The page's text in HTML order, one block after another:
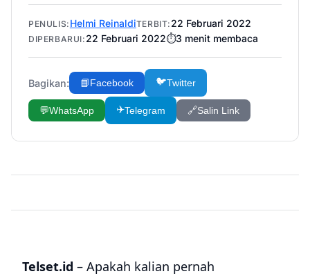
PENULIS: Helmi ReinaldiTERBIT: 22 Februari 2022
DIPERBARUI: 22 Februari 2022⏱️3 menit membaca
Bagikan: 📘Facebook 🐦Twitter
💬WhatsApp ✈️Telegram 🔗Salin Link
Telset.id – Apakah kalian pernah